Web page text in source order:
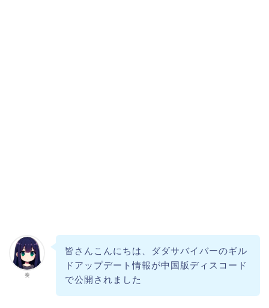
奏
皆さんこんにちは、ダダサバイバーのギル
ドアップデート情報が中国版ディスコード
で公開されました